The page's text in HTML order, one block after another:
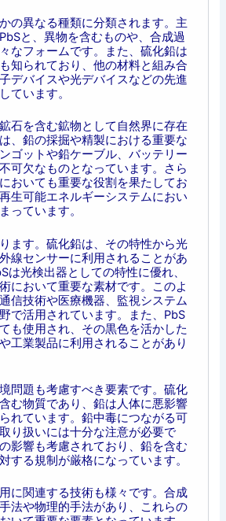
の異なる種類に分類されます。主
と、異物を含むものや、合成過
なフォームです。また、硫化鉛は
知られており、他の材料と組み合
デバイスや光デバイスなどの先進
ています。
石を含む鉱物として自然界に存在
、鉛の採掘や精製における重要な
ゴットや鉛ケーブル、バッテリー
可欠なものとなっています。さら
おいても重要な役割を果たしてお
生可能エネルギーシステムにおい
っています。
ます。硫化鉛は、その特性から光
線センサーに利用されることがあ
は光検出器としての特性に優れ、
において重要な素材です。このよ
信技術や医療機器、監視システム
で活用されています。また、PbS
も使用され、その黒色を活かした
工業製品に利用されることがあり
問題も考慮すべき要素です。硫化
む物質であり、鉛は人体に悪影響
れています。鉛中毒につながる可
り扱いには十分な注意が必要で
影響も考慮されており、鉛を含む
する規制が厳格になっています。
に関連する技術も様々です。合成
法や物理的手法があり、これらの